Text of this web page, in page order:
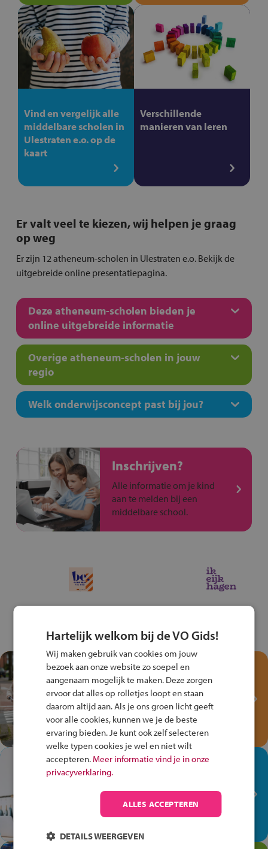
Vind en vergelijk alle
middelbare scholen in
Ulestraten e.o. op de
kaart
Verschillende
manieren van leren
Er valt veel te kiezen, wij helpen je graag
op weg
Er zijn 12 atheneum-scholen in Ulestraten e.o. Bekijk de
uitgebreide online presentatiepagina.
Deze atheneum-scholen bieden je
online uitgebreide informatie
Overige atheneum-scholen in jouw
regio
Welk onderwijsconcept past bij jou?
Inschrijven?
Alle informatie om je kind
aan te melden bij een
middelbare school.
Test je kennis met het
Fiets Veilig
Verkeersspel!
Speel het Fiets Veilig Verkeersspel
en win een Cortina-fiets!
In de winkel ben je op je
plek!
Ontdek via het vmbo jouw talent
op de winkelvloer, waar elke dag
Hartelijk welkom bij de VO Gids!
Wij maken gebruik van cookies om jouw
bezoek aan onze website zo soepel en
aangenaam mogelijk te maken. Deze zorgen
ervoor dat alles op rolletjes loopt en staan
daarom altijd aan. Als je ons groen licht geeft
voor alle cookies, kunnen we je de beste
ervaring bieden. Je kunt ook zelf selecteren
welke typen cookies je wel en niet wilt
accepteren. Meer informatie vind je in onze
privacyverklaring.
ALLES ACCEPTEREN
DETAILS WEERGEVEN